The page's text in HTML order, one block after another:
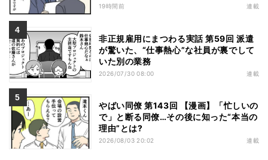
19時間前 連載
非正規雇用にまつわる実話 第59回 派遣
が驚いた、“仕事熱心”な社員が裏でして
いた別の業務
2026/07/30 08:00 連載
やばい同僚 第143回 【漫画】「忙しいの
で」と断る同僚…その後に知った“本当の
理由”とは?
2026/08/03 20:02 連載